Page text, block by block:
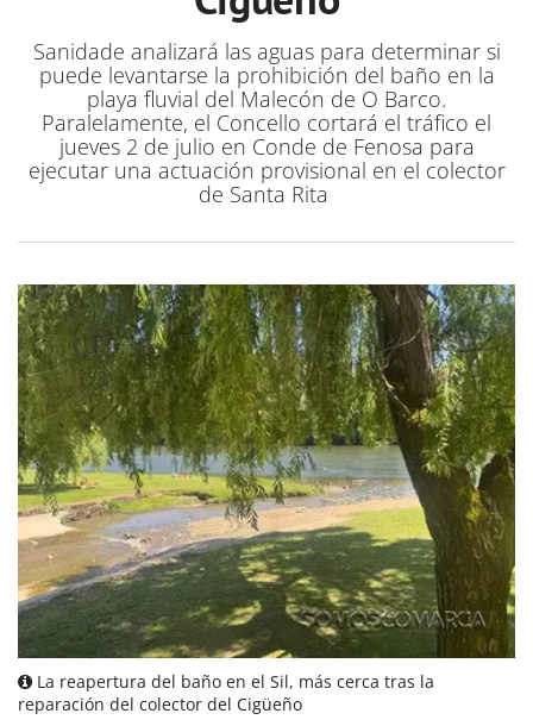
Sanidade analizará las aguas para determinar si
puede levantarse la prohibición del baño en la
playa fluvial del Malecón de O Barco.
Paralelamente, el Concello cortará el tráfico el
jueves 2 de julio en Conde de Fenosa para
ejecutar una actuación provisional en el colector
de Santa Rita
La reapertura del baño en el Sil, más cerca tras la
reparación del colector del Cigüeño